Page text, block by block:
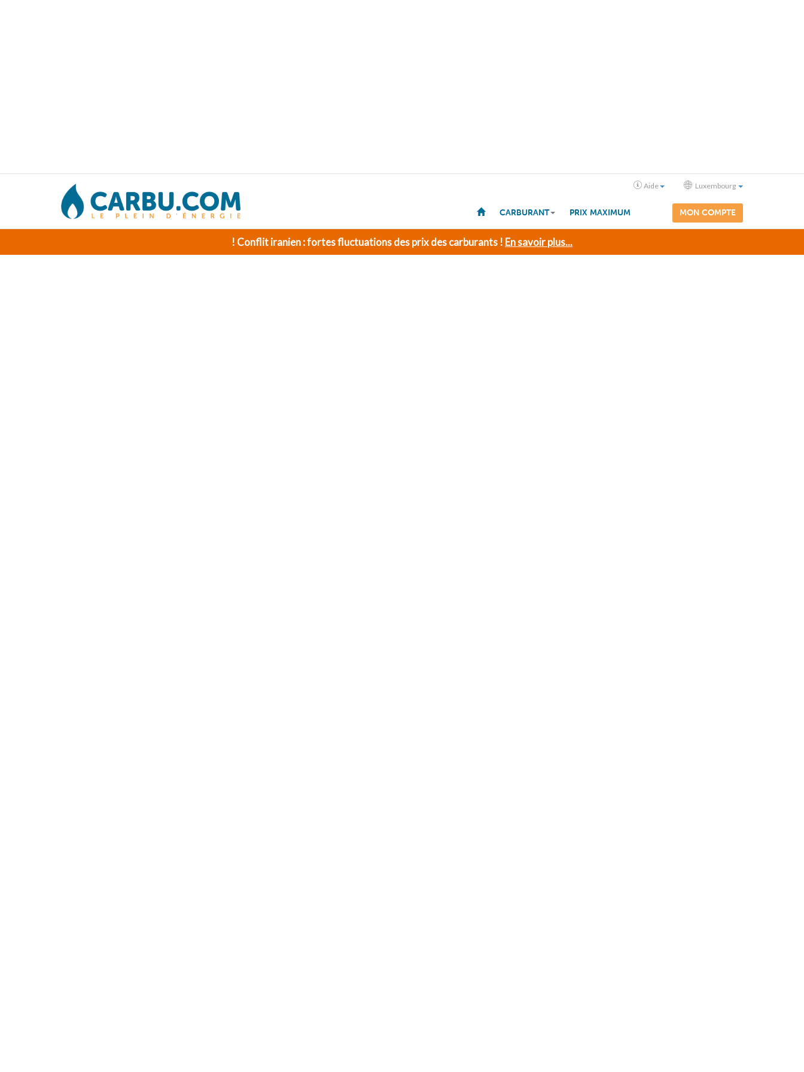
Aide Luxembourg
CARBURANT PRIX MAXIMUM MON COMPTE
! Conflit iranien : fortes fluctuations des prix des carburants ! En savoir plus...